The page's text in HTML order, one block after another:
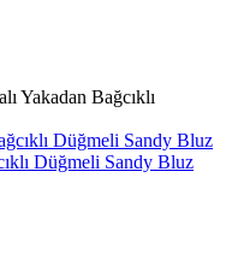
Yakadan Bağcıklı
Düğmeli Sandy Bluz